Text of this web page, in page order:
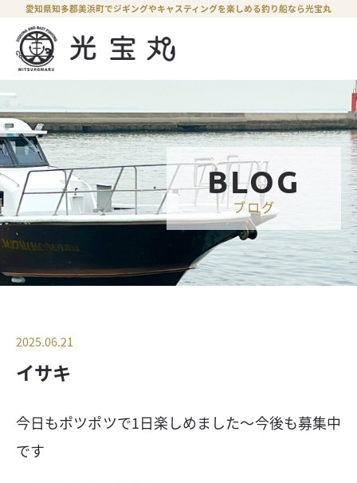
愛知県知多郡美浜町でジギングやキャスティングを楽しめる釣り船なら光宝丸
BLOG
ブログ
2025.06.21
イサキ
今日もポツポツで1日楽しめました〜今後も募集中
です